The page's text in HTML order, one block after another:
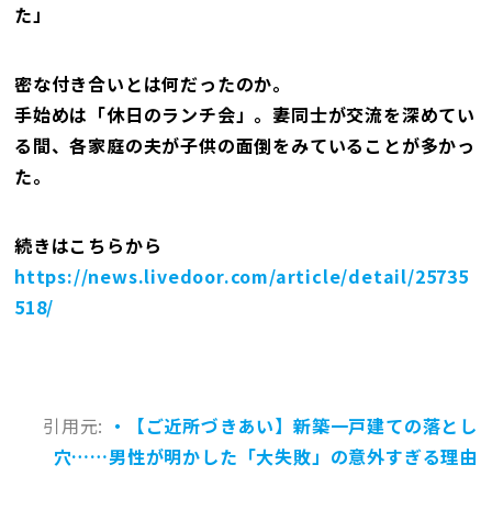
た」
密な付き合いとは何だったのか。
手始めは「休日のランチ会」。妻同士が交流を深めてい
る間、各家庭の夫が子供の面倒をみていることが多かっ
た。
続きはこちらから
https://news.livedoor.com/article/detail/25735
518/
引用元: ・【ご近所づきあい】新築一戸建ての落とし
穴……男性が明かした「大失敗」の意外すぎる理由